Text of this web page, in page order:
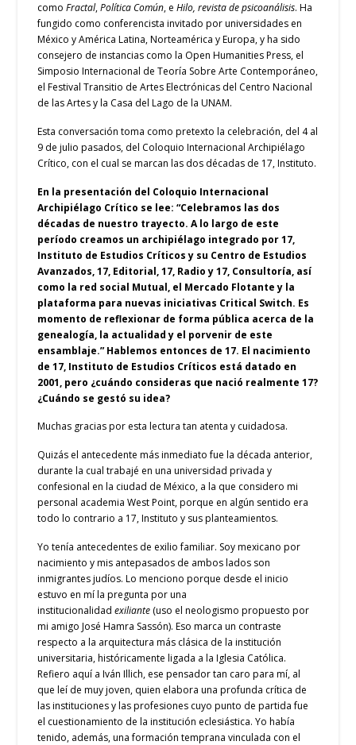
comoFractal,Política Común, eHilo, revista de psicoanálisis. Ha
fungido como conferencista invitado por universidades en
México y América Latina, Norteamérica y Europa, y ha sido
consejero de instancias como la Open Humanities Press, el
Simposio Internacional de Teoría Sobre Arte Contemporáneo,
el Festival Transitio de Artes Electrónicas del Centro Nacional
de las Artes y la Casa del Lago de la UNAM.
Esta conversación toma como pretexto la celebración, del 4 al
9 de julio pasados, del Coloquio Internacional Archipiélago
Crítico, con el cual se marcan las dos décadas de 17, Instituto.
En la presentación del Coloquio Internacional
Archipiélago Crítico se lee: “Celebramos las dos
décadas de nuestro trayecto. A lo largo de este
período creamos un archipiélago integrado por 17,
Instituto de Estudios Críticos y su Centro de Estudios
Avanzados, 17, Editorial, 17, Radio y 17, Consultoría, así
como la red social Mutual, el Mercado Flotante y la
plataforma para nuevas iniciativas Critical Switch. Es
momento de reflexionar de forma pública acerca de la
genealogía, la actualidad y el porvenir de este
ensamblaje.” Hablemos entonces de 17. El nacimiento
de 17, Instituto de Estudios Críticos está datado en
2001, pero ¿cuándo consideras que nació realmente 17?
¿Cuándo se gestó su idea?
Muchas gracias por esta lectura tan atenta y cuidadosa.
Quizás el antecedente más inmediato fue la década anterior,
durante la cual trabajé en una universidad privada y
confesional en la ciudad de México, a la que considero mi
personal academia West Point, porque en algún sentido era
todo lo contrario a 17, Instituto y sus planteamientos.
Yo tenía antecedentes de exilio familiar. Soy mexicano por
nacimiento y mis antepasados de ambos lados son
inmigrantes judíos. Lo menciono porque desde el inicio
estuvo en mí la pregunta por una
institucionalidadexiliante (uso el neologismo propuesto por
mi amigo José Hamra Sassón). Eso marca un contraste
respecto a la arquitectura más clásica de la institución
universitaria, históricamente ligada a la Iglesia Católica.
Refiero aquí a Iván Illich, ese pensador tan caro para mí, al
que leí de muy joven, quien elabora una profunda crítica de
las instituciones y las profesiones cuyo punto de partida fue
el cuestionamiento de la institución eclesiástica. Yo había
tenido, además, una formación temprana vinculada con el